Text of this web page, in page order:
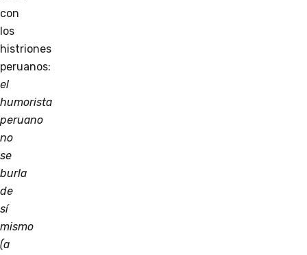
con
los
histriones
peruanos:
el
humorista
peruano
no
se
burla
de
sí
mismo
(a